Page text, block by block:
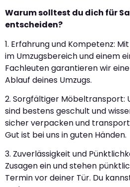
Warum solltest du dich für
entscheiden?
1. Erfahrung und Kompetenz:
im Umzugsbereich und einem
Fachleuten garantieren wir
Ablauf deines Umzugs.
2. Sorgfältiger Möbeltransport:
sind bestens geschult und
sicher verpacken und
Gut ist bei uns in guten Händen.
3. Zuverlässigkeit und
Zusagen ein und stehen
Termin vor deiner Tür. Du